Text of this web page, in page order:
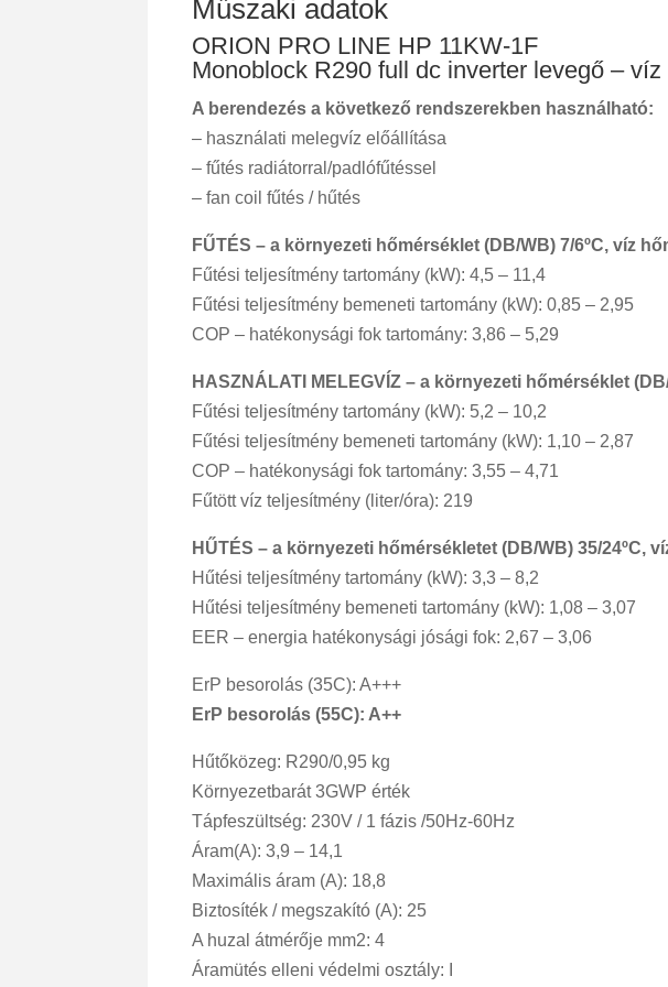
Műszaki adatok
ORION PRO LINE HP 11KW-1F
Monoblock R290 full dc inverter levegő –
A berendezés a következő rendszerekben használható:
– használati melegvíz előállítása
– fűtés radiátorral/padlófűtéssel
– fan coil fűtés / hűtés
FŰTÉS – a környezeti hőmérséklet (DB/WB) 7/6ºC, víz
Fűtési teljesítmény tartomány (kW): 4,5 – 11,4
Fűtési teljesítmény bemeneti tartomány (kW): 0,85 – 2,95
COP – hatékonysági fok tartomány: 3,86 – 5,29
HASZNÁLATI MELEGVÍZ – a környezeti hőmérséklet
Fűtési teljesítmény tartomány (kW): 5,2 – 10,2
Fűtési teljesítmény bemeneti tartomány (kW): 1,10 – 2,87
COP – hatékonysági fok tartomány: 3,55 – 4,71
Fűtött víz teljesítmény (liter/óra): 219
HŰTÉS – a környezeti hőmérsékletet (DB/WB) 35/24ºC,
Hűtési teljesítmény tartomány (kW): 3,3 – 8,2
Hűtési teljesítmény bemeneti tartomány (kW): 1,08 – 3,07
EER – energia hatékonysági jósági fok: 2,67 – 3,06
ErP besorolás (35C): A+++
ErP besorolás (55C): A++
Hűtőközeg: R290/0,95 kg
Környezetbarát 3GWP érték
Tápfeszültség: 230V / 1 fázis /50Hz-60Hz
Áram(A): 3,9 – 14,1
Maximális áram (A): 18,8
Biztosíték / megszakító (A): 25
A huzal átmérője mm2: 4
Áramütés elleni védelmi osztály: I